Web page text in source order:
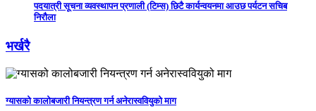
पदयात्री सूचना व्यवस्थापन प्रणाली (टिम्स) छिटै कार्यन्वयनमा आउछ पर्यटन सचिब
निरौला
भर्खरै
ग्यासको कालोबजारी नियन्त्रण गर्न अनेरास्ववियुको माग